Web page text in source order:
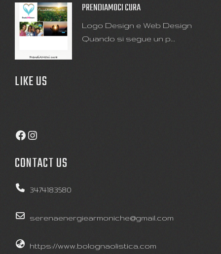
PRENDIAMOCI CURA
Logo Design e Web Design
Quando si segue un p...
LIKE US
Facebook
Instagram
CONTACT US
3474183580
serenaenergiearmoniche@gmail.com
https://www.bolognaolistica.com